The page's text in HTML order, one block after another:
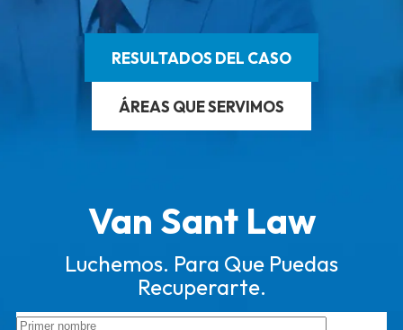
RESULTADOS DEL CASO
ÁREAS QUE SERVIMOS
Van Sant Law
Luchemos. Para Que Puedas
Recuperarte.